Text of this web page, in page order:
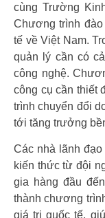
cùng Trường
Chương trình
tế về Việt Nam.
quản lý cần có
công nghệ.
công cụ cần thiết
trình chuyển đổi
tới tăng trưởng
Các nhà lãnh
kiến thức từ đội
gia hàng đầu
thành chương
giá trị quốc tế,